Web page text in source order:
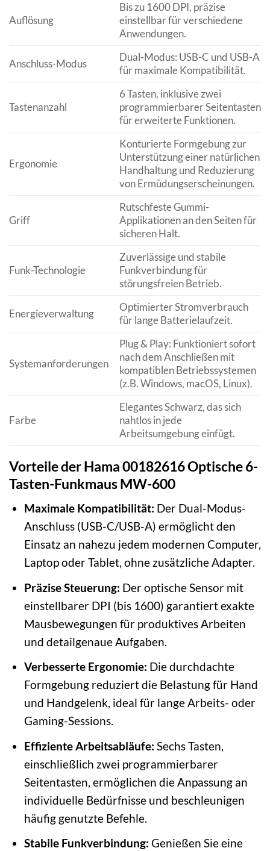
Auflösung
Bis zu 1600 DPI, präzise
einstellbar für verschiedene
Anwendungen.
Anschluss-Modus
Dual-Modus: USB-C und USB-A
für maximale Kompatibilität.
Tastenanzahl
6 Tasten, inklusive zwei
programmierbarer Seitentasten
für erweiterte Funktionen.
Ergonomie
Konturierte Formgebung zur
Unterstützung einer natürlichen
Handhaltung und Reduzierung
von Ermüdungserscheinungen.
Griff
Rutschfeste Gummi-
Applikationen an den Seiten für
sicheren Halt.
Funk-Technologie
Zuverlässige und stabile
Funkverbindung für
störungsfreien Betrieb.
Energieverwaltung
Optimierter Stromverbrauch
für lange Batterielaufzeit.
Systemanforderungen
Plug & Play: Funktioniert sofort
nach dem Anschließen mit
kompatiblen Betriebssystemen
(z.B. Windows, macOS, Linux).
Farbe
Elegantes Schwarz, das sich
nahtlos in jede
Arbeitsumgebung einfügt.
Vorteile der Hama 00182616 Optische 6-
Tasten-Funkmaus MW-600
Maximale Kompatibilität: Der Dual-Modus-
Anschluss (USB-C/USB-A) ermöglicht den
Einsatz an nahezu jedem modernen Computer,
Laptop oder Tablet, ohne zusätzliche Adapter.
Präzise Steuerung: Der optische Sensor mit
einstellbarer DPI (bis 1600) garantiert exakte
Mausbewegungen für produktives Arbeiten
und detailgenaue Aufgaben.
Verbesserte Ergonomie: Die durchdachte
Formgebung reduziert die Belastung für Hand
und Handgelenk, ideal für lange Arbeits- oder
Gaming-Sessions.
Effiziente Arbeitsabläufe: Sechs Tasten,
einschließlich zwei programmierbarer
Seitentasten, ermöglichen die Anpassung an
individuelle Bedürfnisse und beschleunigen
häufig genutzte Befehle.
Stabile Funkverbindung: Genießen Sie eine